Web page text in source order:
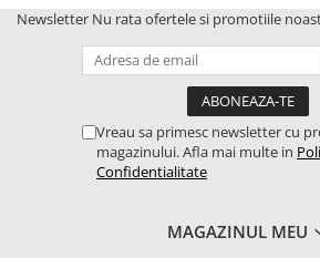
1.7.1 Cablu frana
1.7.3. Simeringuri sistem franare
Newsletter Nu rata ofertele si promotiile
Vreau sa primesc newsletter cu
magazinului. Afla mai multe in
Confidentialitate
MAGAZINUL MEU